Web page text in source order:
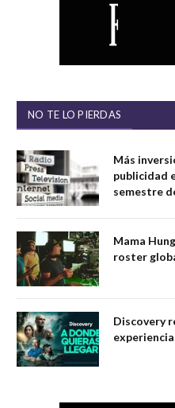
NO TE LO PIERDAS
Más
publicidad
semestre
Mama
roster
Discovery